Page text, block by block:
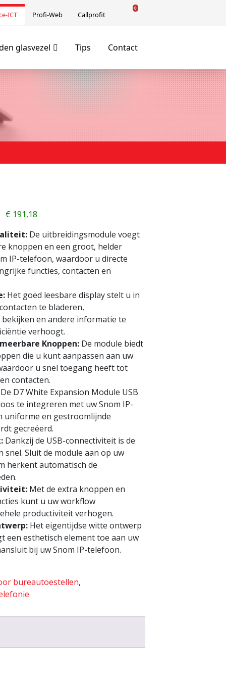
ICT Profi-Web Callprofit
0
glasvezel Tips Contact
€191,18
De uitbreidingsmodule voegt
knoppen en een groot, helder
IP-telefoon, waardoor u directe
functies, contacten en
Het goed leesbare display stelt u in
te bladeren,
en andere informatie te
verhoogt.
Knoppen: De module biedt
die u kunt aanpassen aan uw
u snel toegang heeft tot
contacten.
D7 White Expansion Module USB
te integreren met uw Snom IP-
uniforme en gestroomlijnde
gecreëerd.
Dankzij de USB-connectiviteit is de
snel. Sluit de module aan op uw
herkent automatisch de
Met de extra knoppen en
kunt u uw workflow
productiviteit verhogen.
Het eigentijdse witte ontwerp
een esthetisch element toe aan uw
bij uw Snom IP-telefoon.
bureautoestellen,